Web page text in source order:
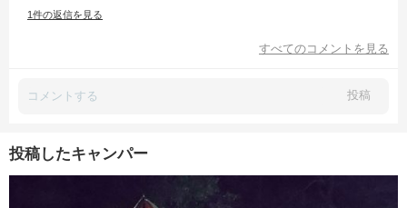
1件の返信を見る
すべてのコメントを見る
投稿
投稿したキャンパー